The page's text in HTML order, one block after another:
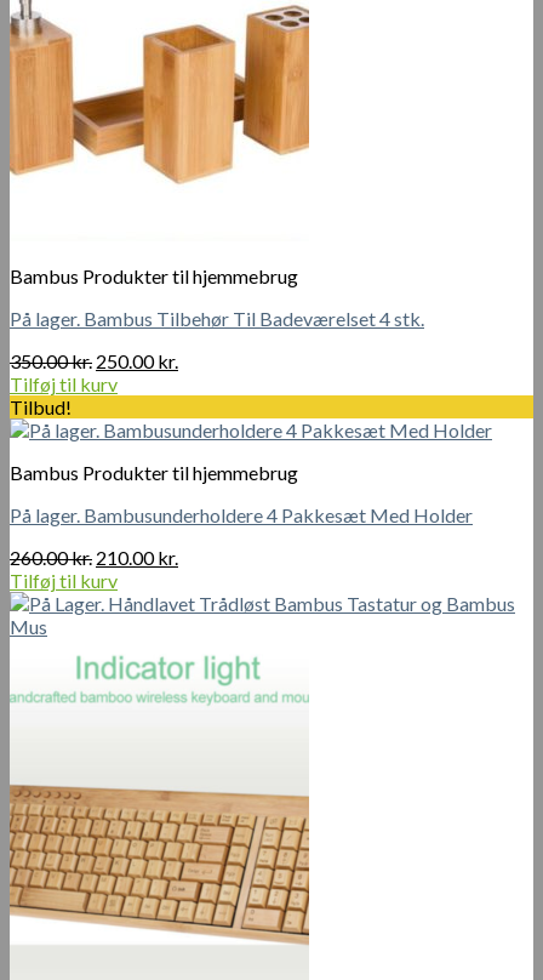
Bambus Produkter til hjemmebrug
På lager. Bambus Tilbehør Til Badeværelset 4 stk.
350.00kr. Den
oprindelige
var:
250.00kr.
er:
Tilføj til kurv
Tilbud!
Bambus Produkter til hjemmebrug
På lager. Bambusunderholdere 4 Pakkesæt Med Holder
260.00kr. Den
oprindelige
pris
210.00kr.
pris
Tilføj til kurv